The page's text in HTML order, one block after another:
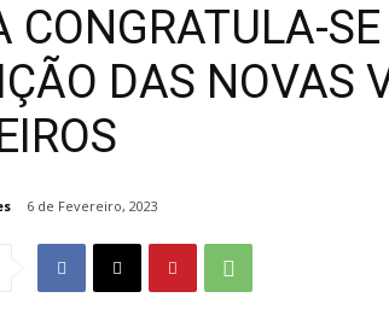
CONGRATULA-
DAS NOVAS
6 de Fevereiro, 2023